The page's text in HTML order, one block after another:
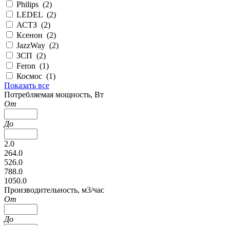
Philips (2)
LEDEL (2)
АСТЗ (2)
Ксенон (2)
JazzWay (2)
ЗСП (2)
Feron (1)
Космос (1)
Показать все
Потребляемая мощность, Вт
От
До
2.0
264.0
526.0
788.0
1050.0
Производительность, м3/час
От
До